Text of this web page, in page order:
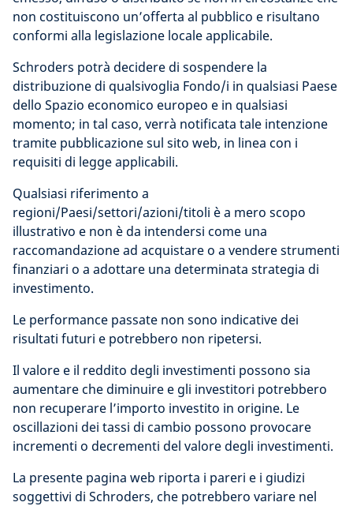
non costituiscono un’offerta al pubblico e risultano
conformi alla legislazione locale applicabile.
Schroders potrà decidere di sospendere la
distribuzione di qualsivoglia Fondo/i in qualsiasi Paese
dello Spazio economico europeo e in qualsiasi
momento; in tal caso, verrà notificata tale intenzione
tramite pubblicazione sul sito web, in linea con i
requisiti di legge applicabili.
Qualsiasi riferimento a
regioni/Paesi/settori/azioni/titoli è a mero scopo
illustrativo e non è da intendersi come una
raccomandazione ad acquistare o a vendere strumenti
finanziari o a adottare una determinata strategia di
investimento.
Le performance passate non sono indicative dei
risultati futuri e potrebbero non ripetersi.
Il valore e il reddito degli investimenti possono sia
aumentare che diminuire e gli investitori potrebbero
non recuperare l’importo investito in origine. Le
oscillazioni dei tassi di cambio possono provocare
incrementi o decrementi del valore degli investimenti.
La presente pagina web riporta i pareri e i giudizi
soggettivi di Schroders, che potrebbero variare nel